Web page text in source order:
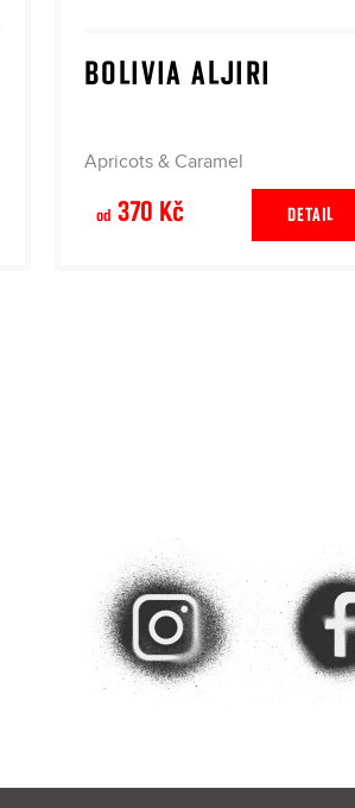
BOLIVIA ALJIRI
Apricots & Caramel
od 370 Kč DETAIL